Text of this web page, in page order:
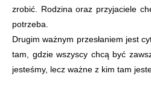
zrobić. Rodzina oraz przyjaciele
potrzeba.
Drugim ważnym przesłaniem jest
tam, gdzie wszyscy chcą być
jesteśmy, lecz ważne z kim tam